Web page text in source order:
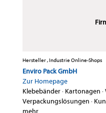
Hersteller , Industrie Online-Shops
Enviro Pack GmbH
Zur Homepage
Klebebänder· Kartonagen ·
Verpackungslösungen ·
mehr...